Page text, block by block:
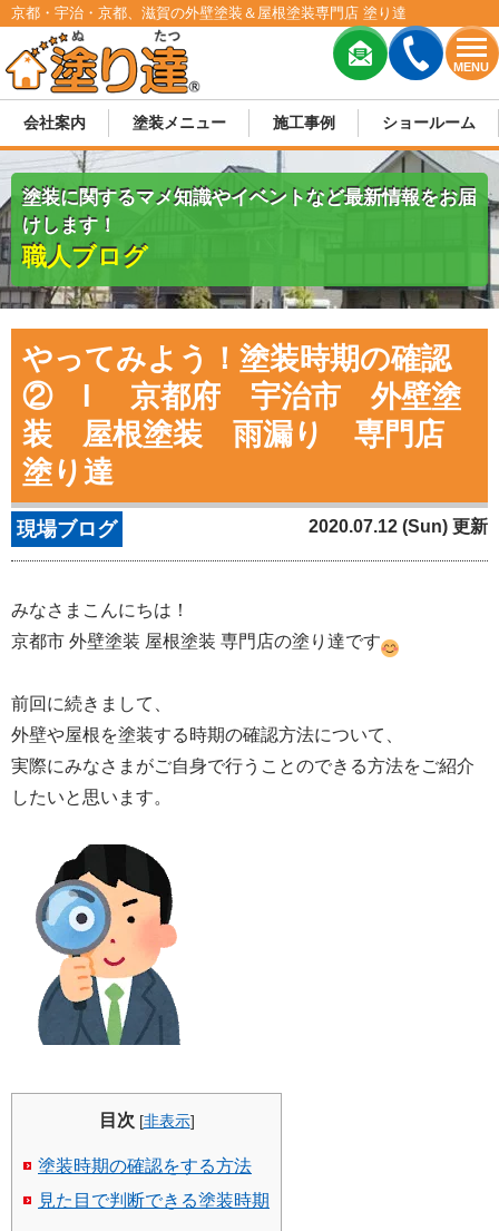
MENU
京都・宇治・京都、滋賀の外壁塗装＆屋根塗装専門店 塗り達
会社案内 塗装メニュー 施工事例 ショールーム
塗装に関するマメ知識やイベントなど最新情報をお届
けします！
職人ブログ
やってみよう！塗装時期の確認
② l 京都府 宇治市 外壁塗
装 屋根塗装 雨漏り 専門店
塗り達
現場ブログ 2020.07.12 (Sun) 更新
みなさまこんにちは！
京都市 外壁塗装 屋根塗装 専門店の塗り達です
前回に続きまして、
外壁や屋根を塗装する時期の確認方法について、
実際にみなさまがご自身で行うことのできる方法をご紹介
したいと思います。
目次 [非表示]
塗装時期の確認をする方法
見た目で判断できる塗装時期